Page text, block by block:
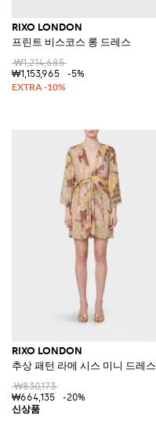
RIXO LONDON
프린트 비스코스 롱 드레스
₩1,214,685
₩1,153,965
-5%
RIXO LONDON
추상 패턴 라메 시스 미니 드레스
₩830,173
₩664,135
-20%